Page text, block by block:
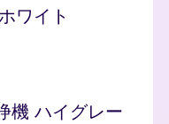
ワイト
機 ハイグレー